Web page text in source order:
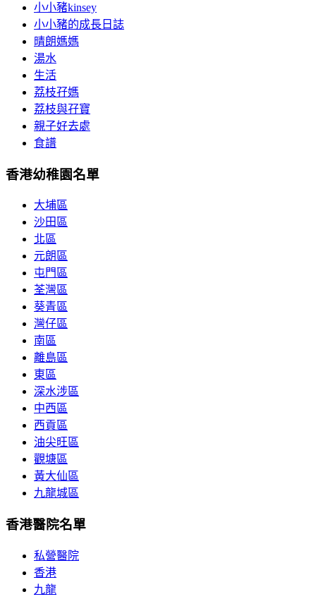
小小豬kinsey
小小豬的成長日誌
晴朗媽媽
湯水
生活
荔枝孖媽
荔枝與孖寶
親子好去處
食譜
香港幼稚園名單
大埔區
沙田區
北區
元朗區
屯門區
荃灣區
葵青區
灣仔區
南區
離島區
東區
深水涉區
中西區
西貢區
油尖旺區
觀塘區
黃大仙區
九龍城區
香港醫院名單
私營醫院
香港
九龍